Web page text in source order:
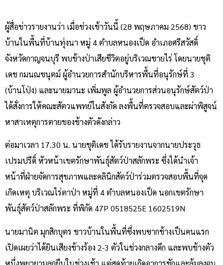
ผู้สื่อข่าวรายงานว่า เมื่อช่วงเช้าวันนี้ (28 พฤษภาคม 2568) ชาว
บ้านในพื้นที่บ้านทุ่งนา หมู่ 4 ตำบลหนองเป็ด อำเภอศรีสวัสดิ์
จังหวัดกาญจนบุรี พบช้างป่าเสียชีวิตอยู่บริเวณชายไร่ โดยนายชุติ
เดช กมนณชนุตม์ ผู้อำนวยการสำนักบริหารพื้นที่อนุรักษ์ที่ 3
(บ้านโป่ง) และนายมานะ เพิ่มพูล ผู้อำนวยการส่วนอนุรักษ์สัตว์ป่า
ได้สั่งการให้คณะสัตวแพทย์ในสังกัด ลงพื้นที่ตรวจสอบและผ่าพิสูจน์
หาสาเหตุการตายของช้างตัวดังกล่าว
ต่อมาเวลา 17.30 น. นายชุติเดช ได้รับรายงานจากนายประวุธ
เปรมปรีดิ์ หัวหน้าเขตรักษาพันธุ์สัตว์ป่าสลักพระ ซึ่งได้นำเจ้า
หน้าที่ฝ่ายจัดการสุขภาพและคลินิกสัตว์ป่าร่วมตรวจสอบพื้นที่จุด
เกิดเหตุ บริเวณไร่ตาป่า หมู่ที่ 4 ตำบลหนองเป็ด นอกเขตรักษา
พันธุ์สัตว์ป่าสลักพระ ที่พิกัด 47P 0518525E 1602519N
นายมานิต มุกสิกบุตร ชาวบ้านในพื้นที่ซึ่งพบซากช้างเป็นคนแรก
เปิดเผยว่าได้ยินเสียงช้างร้อง 2-3 ตัวในช่วงกลางดึก และพบช้างตัว